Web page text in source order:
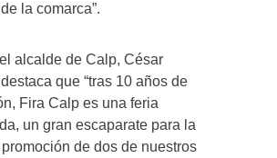
la comarca”.
alcalde de Calp, César
que “tras 10 años de
Fira Calp es una feria
un gran escaparate para la
de dos de nuestros